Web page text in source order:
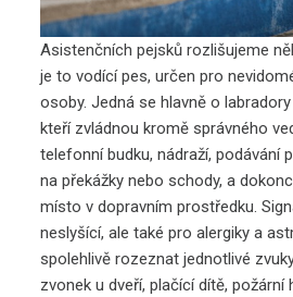
Asistenčních pejsků rozlišujeme
je to vodící pes, určen pro
osoby. Jedná se hlavně o
kteří zvládnou kromě správného
telefonní budku, nádraží, podávání
na překážky nebo schody, a
místo v dopravním prostředku.
neslyšící, ale také pro alergiky a
spolehlivě rozeznat jednotlivé
zvonek u dveří, plačící dítě, požární